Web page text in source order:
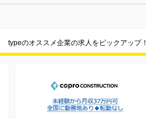
typeのオススメ企業の求人をピックアップ！